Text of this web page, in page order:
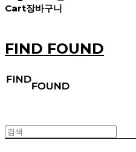
Cart장바구니
FIND FOUND